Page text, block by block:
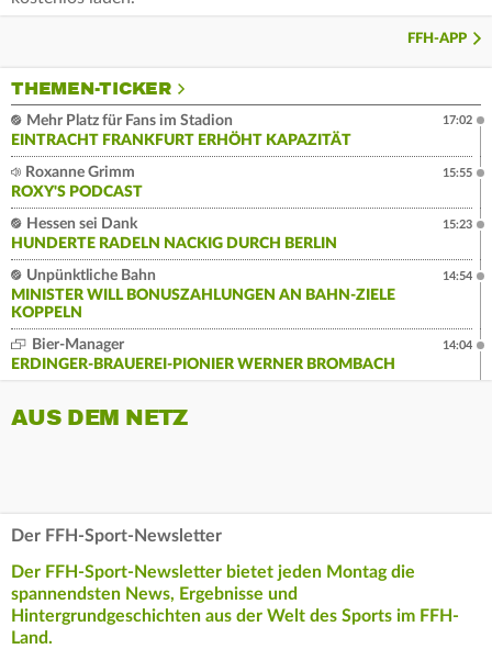
FFH-APP
THEMEN-TICKER
Mehr Platz für Fans im Stadion
EINTRACHT FRANKFURT ERHÖHT KAPAZITÄT
17:02
Roxanne Grimm
ROXY'S PODCAST
15:55
Hessen sei Dank
HUNDERTE RADELN NACKIG DURCH BERLIN
15:23
Unpünktliche Bahn
MINISTER WILL BONUSZAHLUNGEN AN BAHN-ZIELE
KOPPELN
14:54
Bier-Manager
ERDINGER-BRAUEREI-PIONIER WERNER BROMBACH
14:04
AUS DEM NETZ
Der FFH-Sport-Newsletter
Der FFH-Sport-Newsletter bietet jeden Montag die
spannendsten News, Ergebnisse und
Hintergrundgeschichten aus der Welt des Sports im FFH-
Land.